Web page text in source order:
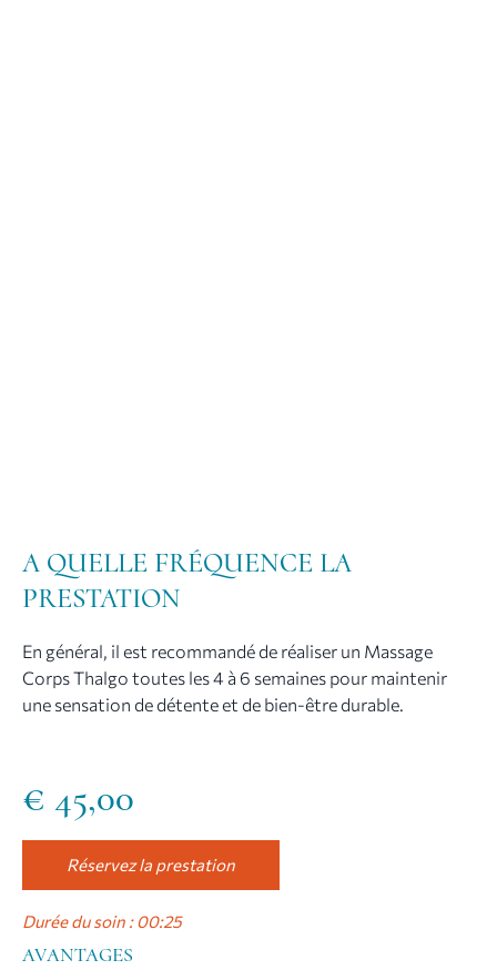
A QUELLE FRÉQUENCE LA
PRESTATION
En général, il est recommandé de réaliser un Massage
Corps Thalgo toutes les 4 à 6 semaines pour maintenir
une sensation de détente et de bien-être durable.
€ 45,00
Réservez la prestation
Durée du soin : 00:25
AVANTAGES